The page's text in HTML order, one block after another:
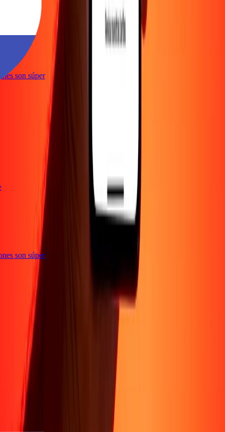
son súper
son súper
Sobre Nosotros
Acerca de
Conviértete en agente
Soporte
Política de privacidad
Aviso de cookies
condiciones
Centro de ayuda
accesibilidad
Formulario para denunciantes
Síguenos